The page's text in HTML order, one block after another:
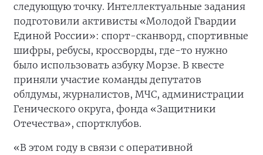
следующую точку. Интеллектуальные задания
подготовили активисты «Молодой Гвардии
Единой России»: спорт-сканворд, спортивные
шифры, ребусы, кроссворды, где-то нужно
было использовать азбуку Морзе. В квесте
приняли участие команды депутатов
облдумы, журналистов, МЧС, администрации
Генического округа, фонда «Защитники
Отечества», спортклубов.
«В этом году в связи с оперативной